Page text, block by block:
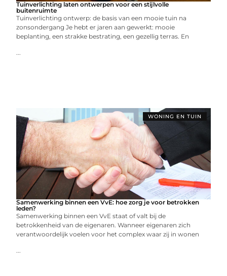
Tuinverlichting laten ontwerpen voor een stijlvolle
buitenruimte
Tuinverlichting ontwerp: de basis van een mooie tuin na
zonsondergang Je hebt er jaren aan gewerkt: mooie
beplanting, een strakke bestrating, een gezellig terras. En
...
WONING EN TUIN
Samenwerking binnen een VvE: hoe zorg je voor betrokken
leden?
Samenwerking binnen een VvE staat of valt bij de
betrokkenheid van de eigenaren. Wanneer eigenaren zich
verantwoordelijk voelen voor het complex waar zij in wonen
...